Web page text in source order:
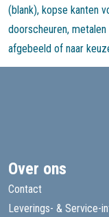
(blank), kopse kanten
doorscheuren,
afgebeeld of naar
Over ons
Contact
Leverings- & Service-